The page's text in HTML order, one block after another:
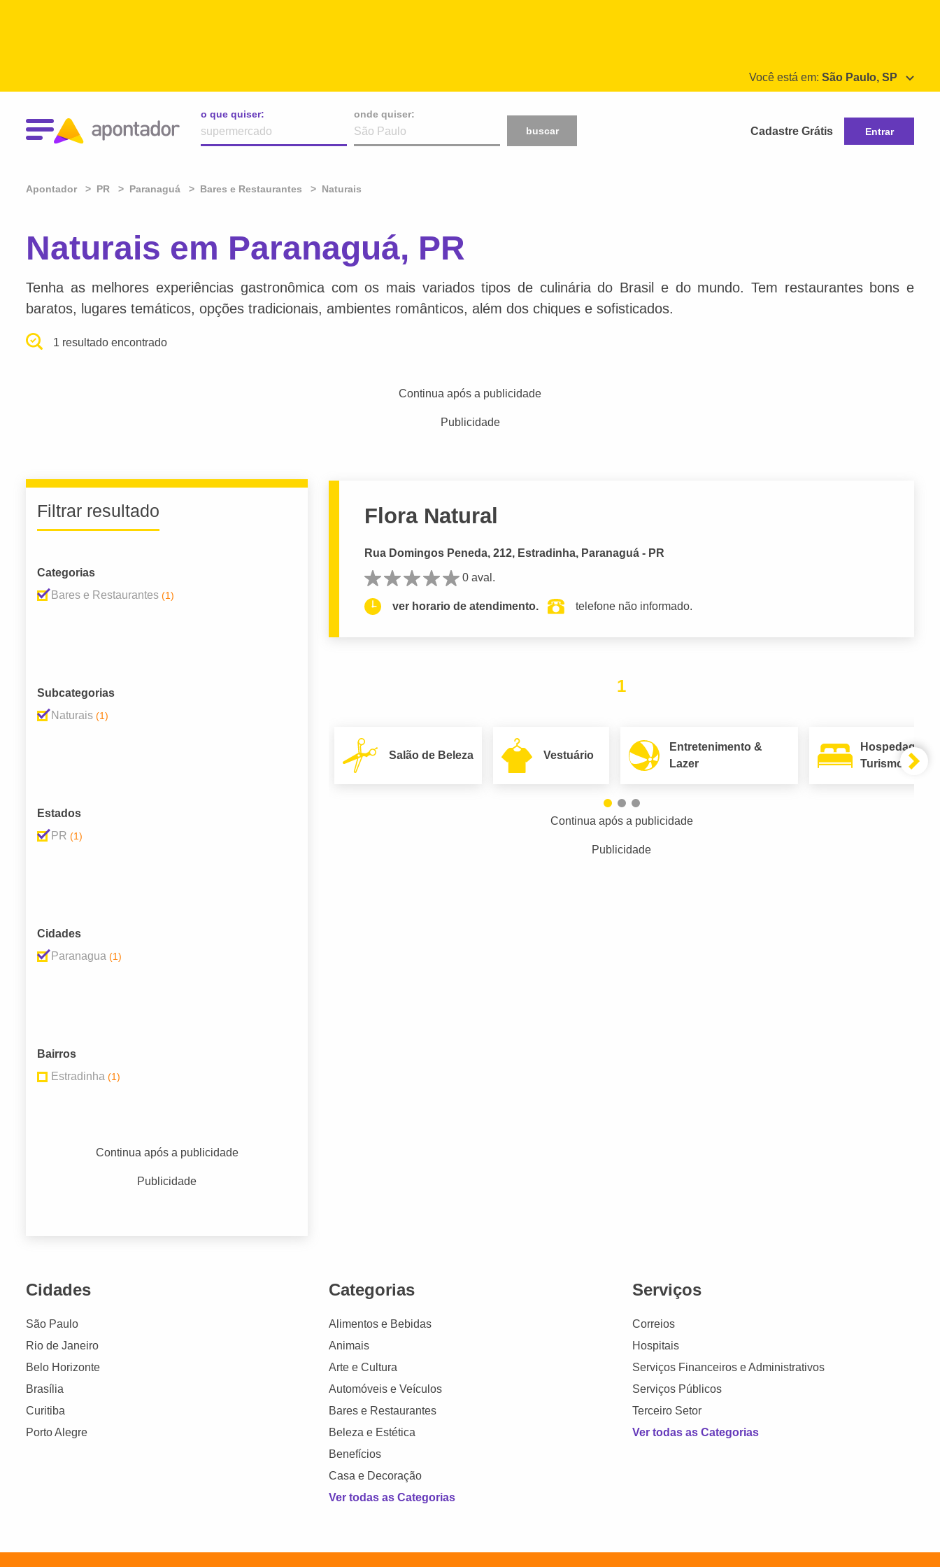
Você está em: São Paulo, SP
o que quiser:
onde quiser:
buscar
Cadastre Grátis Entrar
Apontador PR Paranaguá Bares e Restaurantes Naturais
Naturais em Paranaguá, PR
Tenha as melhores experiências gastronômica com os mais variados tipos de culinária do Brasil e do mundo. Tem restaurantes bons e
baratos, lugares temáticos, opções tradicionais, ambientes românticos, além dos chiques e sofisticados.
1 resultado encontrado
Continua após a publicidade
Publicidade
Filtrar resultado
Categorias
Bares e Restaurantes (1)
Subcategorias
Naturais (1)
Estados
PR (1)
Cidades
Paranagua (1)
Bairros
Estradinha (1)
Continua após a publicidade
Publicidade
Flora Natural
Rua Domingos Peneda, 212, Estradinha, Paranaguá - PR
0 aval.
ver horario de atendimento. telefone não informado.
1
Salão de Beleza Vestuário
Entretenimento &
Lazer
Hospedagem
Turismo
Continua após a publicidade
Publicidade
Cidades
São Paulo
Rio de Janeiro
Belo Horizonte
Brasília
Curitiba
Porto Alegre
Categorias
Alimentos e Bebidas
Animais
Arte e Cultura
Automóveis e Veículos
Bares e Restaurantes
Beleza e Estética
Benefícios
Casa e Decoração
Ver todas as Categorias
Serviços
Correios
Hospitais
Serviços Financeiros e Administrativos
Serviços Públicos
Terceiro Setor
Ver todas as Categorias